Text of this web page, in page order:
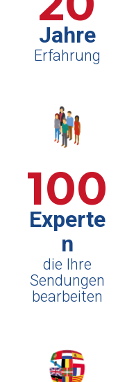
Jahre
Erfahrung
100
Experte
n
die Ihre
Sendungen
bearbeiten